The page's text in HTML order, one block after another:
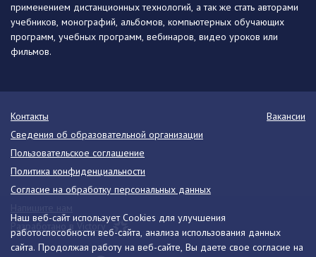
Наш веб-сайт использует Cookies для улучшения
работоспособности веб-сайта, анализа использования данных
сайта. Продолжая работу на веб-сайте, Вы даете свое согласие на
применением дистанционных технологий, а так же стать авторами
учебников, монографий, альбомов, компьютерных обучающих
программ, учебных программ, вебинаров, видео уроков или
фильмов.
Контакты
Вакансии
Сведения об образовательной организации
Пользовательское соглашение
Политика конфиденциальности
Согласие на обработку персональных данных
Разработано в Victory